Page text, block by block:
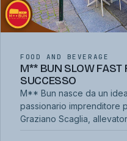
FOOD AND BEVERAGE
M** BUN SLOW FAST
SUCCESSO
M** Bun nasce da un
passionario imprenditore
Graziano Scaglia,